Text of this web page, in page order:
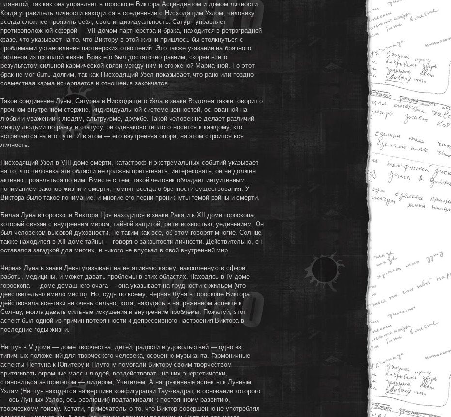
планетой, так как она управляет в гороскопе Виктора Асцендентом и домом личности.
Когда управитель личности находится в соединении с Нисходящим Узлом, человеку
всегда сложнее проявить себя, свою индивидуальность. Сатурн управляет
противоположной сферой — VII домом партнерства и брака, находится в ретроградной
фазе, что указывает на то, что Виктору в этой жизни пришлось бы столкнуться с
проблемами установления партнерских отношений. Это также указание на брачного
партнера из прошлой жизни. Брак его был достаточно ранним, скорее всего
результатом сильной кармической связи между ним и его женой Марианной. Но этот
брак не мог быть долгим, так как Нисходящий Узел показывает, что рано или поздно
совместная карма исчерпается и отношения закончатся.
Такое соединение Луны, Сатурна и Нисходящего Узла в знаке Водолея также говорит о
прочном внутреннем стержне, индивидуальной системе ценностей, основанной на
любви и уважении к людям, альтруизме, дружбе. Такой человек не делает различий
между людьми по рангу и статусу, он одинаково тепло относится к каждому, кто
встречается на его пути. И в этом — его внутренняя опора, на этом строится вся
личность.
Нисходящий Узел в VIII доме смерти, катастроф и экстремальных событий указывает
на то, что человека эти области не должны притягивать, интересовать, он не должен
активно проявляться по ним. Вместе с тем, такой человек обладает интуитивным
пониманием законов жизни и смерти, помнит всегда о бренности существования. У
Виктора было такое понимание, и многие его песни проникнуты темой войны и смерти.
Белая Луна в гороскопе Виктора Цоя находится в знаке Рака и в XII доме гороскопа,
который связан с внутренним миром, тайной защитой, религиозностью, уединением. Он
был человеком высокой духовности, не таким как все, об этом говорят многие. Солнце
также находится в XII доме тайны — говоря о закрытости личности. Действительно, он
оставался загадкой для многих, и никого не впускал в свой внутренний мир.
Черная Луна в знаке Девы указывает на негативную карму, накопленную в сфере
работы, медицины, и может давать проблемы в этих областях. Находясь в IV доме
гороскопа — доме домашнего очага — она указывает на трудности с жильем (что
действительно имело место). Но, судя по всему, Черная Луна в гороскопе Виктора
действовала все-таки не очень сильно, хотя, находясь в напряженном аспекте к
Солнцу, могла давать сильные искушения и внутренние проблемы. Пожалуй, этот
аспект был одной из причин потерянности и депрессивного настроения Виктора в
последние годы жизни.
Нептун в V доме — доме творчества, детей, радости и удовольствий — одно из
типичных положений для творческого человека, особенно музыканта. Гармоничные
аспекты Нептуна к Юпитеру и Плутону помогали Виктору своим творчеством
притягивать огромные массы людей, воздействовать на них энергетически,
становиться авторитетом — лидером, Учителем. А напряженные аспекты к Лунным
Узлам (Нептун находится на вершине конфигурации Тау-квадрат, в основании которого
— ось Лунных Узлов, ось эволюции) подталкивали к постоянному развитию,
творческому поиску. Кстати, примечательно то, что Виктор совершенно не употреблял